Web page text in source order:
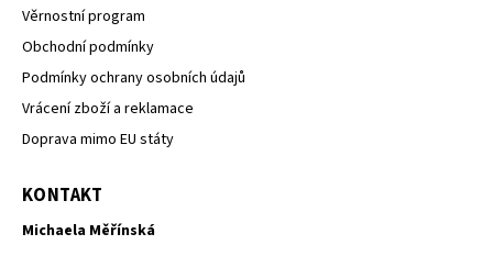
Věrnostní program
Obchodní podmínky
Podmínky ochrany osobních údajů
Vrácení zboží a reklamace
Doprava mimo EU státy
KONTAKT
Michaela Měřínská